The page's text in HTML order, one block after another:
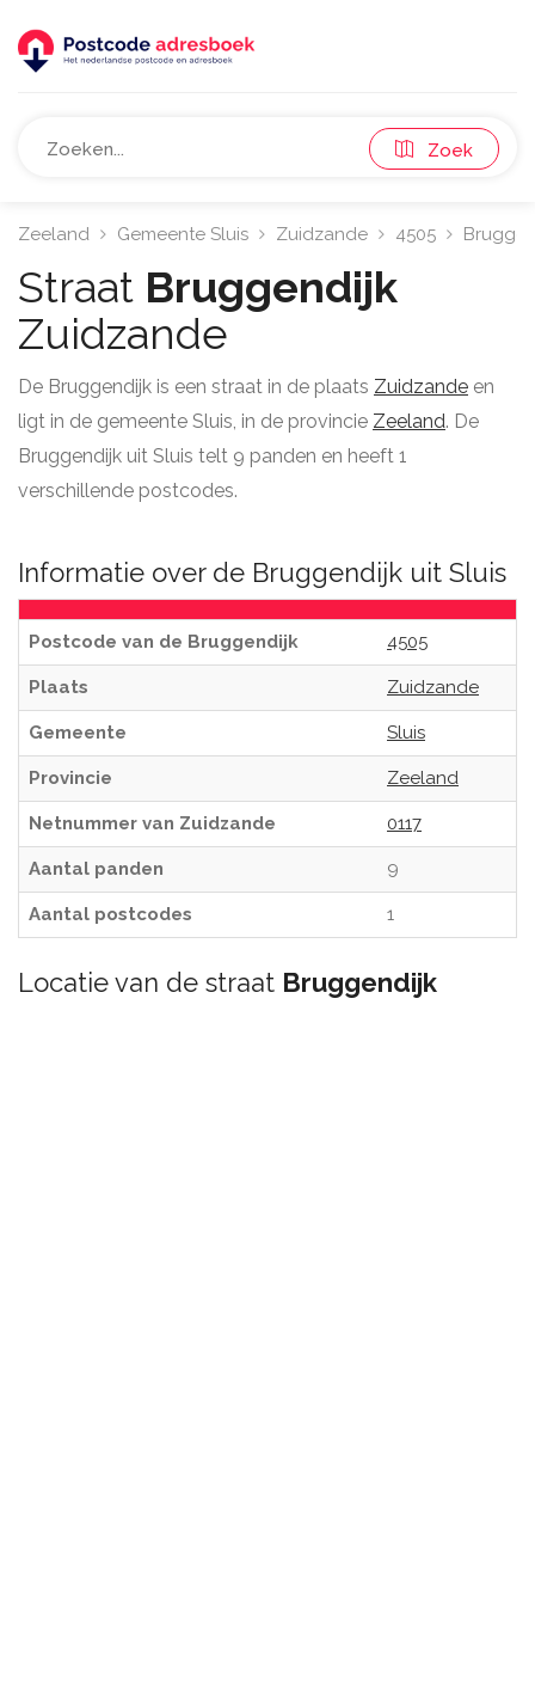
Zoek
Zeeland Gemeente Sluis Zuidzande 4505
Straat Bruggendijk
Zuidzande
De Bruggendijk is een straat in de plaats Zuidzande en
ligt in de gemeente Sluis, in de provincie Zeeland. De
Bruggendijk uit Sluis telt 9 panden en heeft 1
verschillende postcodes.
Informatie over de Bruggendijk uit Sluis
Postcode van de Bruggendijk 4505
Plaats Zuidzande
Gemeente Sluis
Provincie Zeeland
Netnummer van Zuidzande 0117
Aantal panden 9
Aantal postcodes 1
Locatie van de straat Bruggendijk